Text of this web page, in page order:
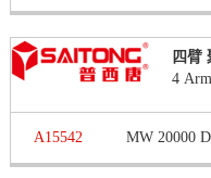
四臂
4
A15542 MW 20000